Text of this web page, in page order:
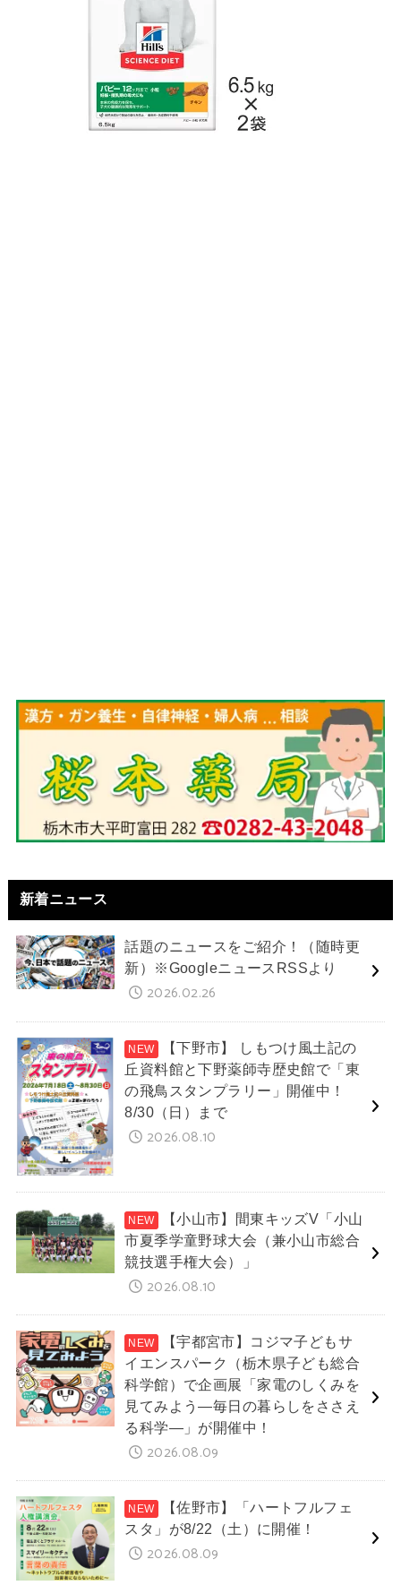
新着ニュース
話題のニュースをご紹介！（随時更
新）※GoogleニュースRSSより
2026.02.26
【下野市】 しもつけ風土記の
丘資料館と下野薬師寺歴史館で「東
の飛鳥スタンプラリー」開催中！
8/30（日）まで
2026.08.10
【小山市】間東キッズV「小山
市夏季学童野球大会（兼小山市総合
競技選手権大会）」
2026.08.10
【宇都宮市】コジマ子どもサ
イエンスパーク（栃木県子ども総合
科学館）で企画展「家電のしくみを
見てみよう―毎日の暮らしをささえ
る科学―」が開催中！
2026.08.09
【佐野市】「ハートフルフェ
スタ」が8/22（土）に開催！
2026.08.09